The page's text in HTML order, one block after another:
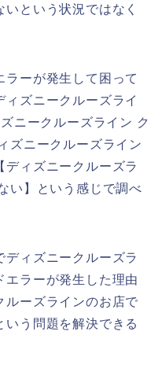
という状況ではなく
ラーが発生して困って
ズニークルーズライ
ニークルーズライン ク
ズニークルーズライン
ィズニークルーズラ
い】という感じで調べ
ディズニークルーズラ
エラーが発生した理由
ルーズラインのお店で
いう問題を解決できる